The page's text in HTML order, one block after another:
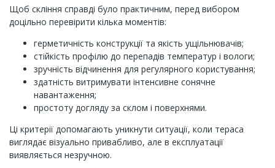
Щоб скління справді було практичним, перед вибором
доцільно перевірити кілька моментів:
герметичність конструкції та якість ущільнювачів;
стійкість профілю до перепадів температур і вологи;
зручність відчинення для регулярного користування;
здатність витримувати інтенсивне сонячне
навантаження;
простоту догляду за склом і поверхнями.
Ці критерії допомагають уникнути ситуації, коли тераса
виглядає візуально привабливо, але в експлуатації
виявляється незручною.